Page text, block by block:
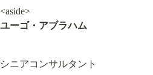
ユーゴ・アブラハム
シニアコンサルタント